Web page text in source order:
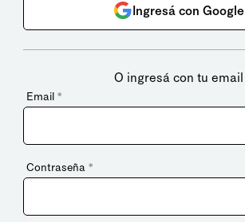
Ingresá con Google
O ingresá con tu email
Email *
Contraseña *